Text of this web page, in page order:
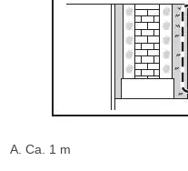
Ca. 1 m